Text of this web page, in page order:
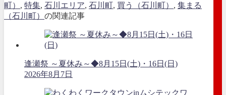
町） , 特集, 石川エリア, 石川町, 買う（石川町） , 集まる
（石川町） の関連記事
逢瀬祭 ～夏休み～◆8月15日(土)・16日(日)
2026年8月7日